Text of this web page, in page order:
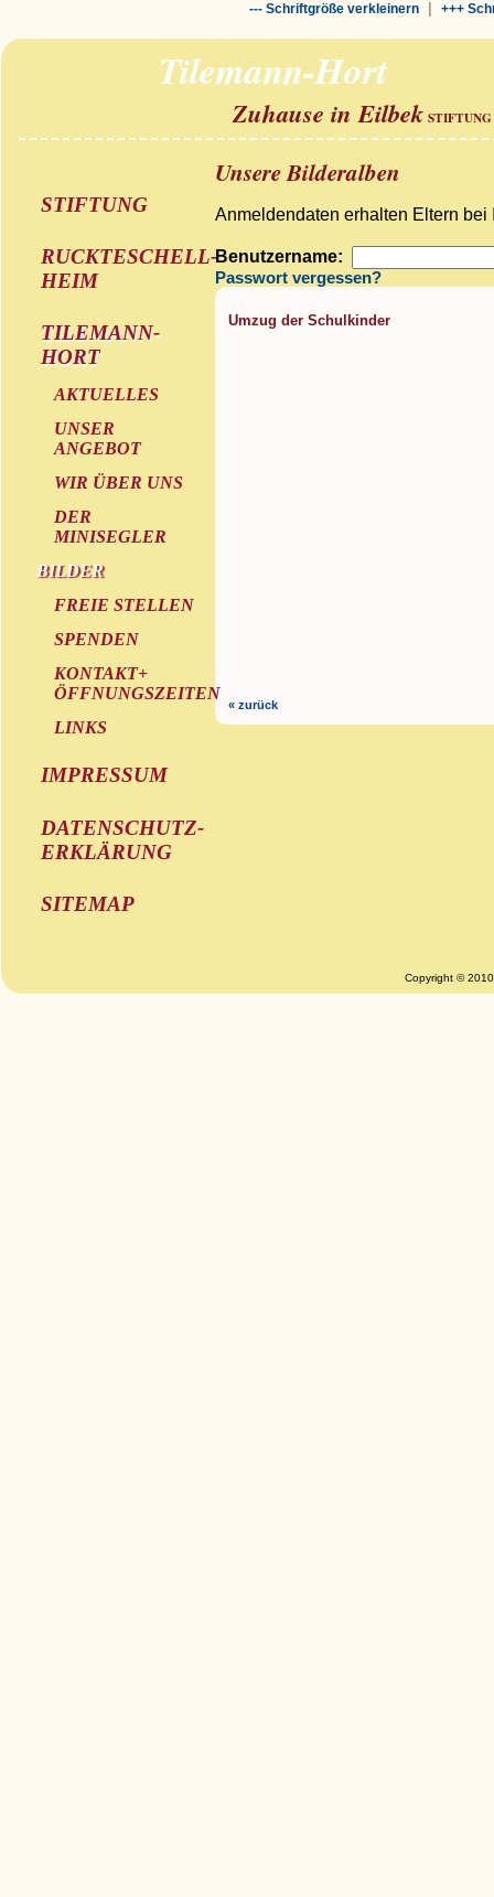
--- Schriftgröße verkleinern| +++
Tilemann-Hort
Zuhause in Eilbek
STIFTUNG
RUCKTESCHELL-
HEIM
TILEMANN-
HORT
AKTUELLES
UNSER
ANGEBOT
WIR ÜBER UNS
DER
MINISEGLER
BILDER
FREIE STELLEN
SPENDEN
KONTAKT+
ÖFFNUNGSZEITEN
LINKS
IMPRESSUM
DATENSCHUTZ-
ERKLÄRUNG
SITEMAP
Unsere Bilderalben
Anmeldendaten erhalten Eltern
Benutzername:
Passwort vergessen?
Umzug der Schulkinder
« zurück
Copyright ©